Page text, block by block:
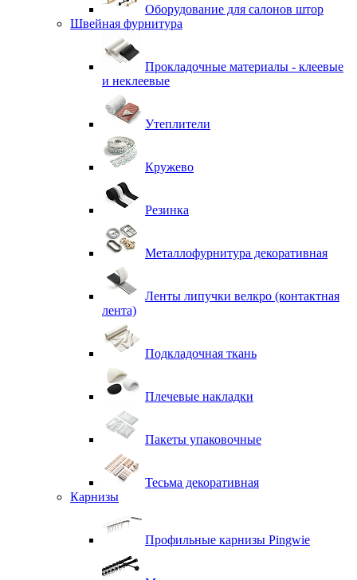
Оборудование для салонов штор
Швейная фурнитура
Прокладочные материалы - клеевые
и неклеевые
Утеплители
Кружево
Резинка
Металлофурнитура декоративная
Ленты липучки велкро (контактная
лента)
Подкладочная ткань
Плечевые накладки
Пакеты упаковочные
Тесьма декоративная
Карнизы
Профильные карнизы Pingwie